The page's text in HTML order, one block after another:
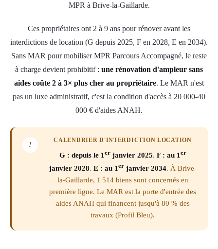
MPR à Brive-la-Gaillarde.
Ces propriétaires ont 2 à 9 ans pour rénover avant les
interdictions de location (G depuis 2025, F en 2028, E en 2034).
Sans MAR pour mobiliser MPR Parcours Accompagné, le reste
à charge devient prohibitif : une rénovation d'ampleur sans
aides coûte 2 à 3× plus cher au propriétaire. Le MAR n'est
pas un luxe administratif, c'est la condition d'accès à 20 000-40
000 € d'aides ANAH.
!
CALENDRIER D'INTERDICTION LOCATION
G : depuis le 1 erjanvier 2025. F : au 1 er
janvier 2028. E : au 1 erjanvier 2034. À Brive-
la-Gaillarde, 1 514 biens sont concernés en
première ligne. Le MAR est la porte d'entrée des
aides ANAH qui financent jusqu'à 80 % des
travaux (Profil Bleu).